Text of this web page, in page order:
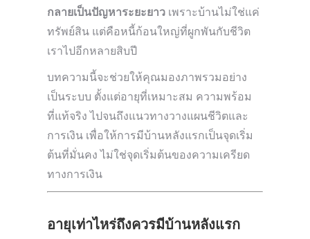
กลายเป็นปัญหาระยะยาว เพราะบ้านไม่ใช่แค่
ทรัพย์สิน แต่คือหนี้ก้อนใหญ่ที่ผูกพันกับชีวิต
เราไปอีกหลายสิบปี
บทความนี้จะช่วยให้คุณมองภาพรวมอย่าง
เป็นระบบ ตั้งแต่อายุที่เหมาะสม ความพร้อม
ที่แท้จริง ไปจนถึงแนวทางวางแผนชีวิตและ
การเงิน เพื่อให้การมีบ้านหลังแรกเป็นจุดเริ่ม
ต้นที่มั่นคง ไม่ใช่จุดเริ่มต้นของความเครียด
ทางการเงิน
อายุเท่าไหร่ถึงควรมีบ้านหลังแรก